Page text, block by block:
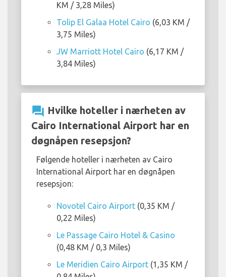
KM / 3,28 Miles)
Tolip El Galaa Hotel Cairo (6,03 KM /
3,75 Miles)
JW Marriott Hotel Cairo (6,17 KM /
3,84 Miles)
question_answer Hvilke hoteller i nærheten av
Cairo International Airport har en
døgnåpen resepsjon?
Følgende hoteller i nærheten av Cairo
International Airport har en døgnåpen
resepsjon:
Novotel Cairo Airport (0,35 KM /
0,22 Miles)
Le Passage Cairo Hotel & Casino
(0,48 KM / 0,3 Miles)
Le Meridien Cairo Airport (1,35 KM /